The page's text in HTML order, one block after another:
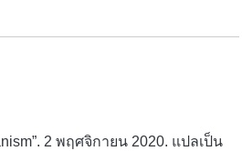
2 พฤศจิกายน 2020. แปลเป็น